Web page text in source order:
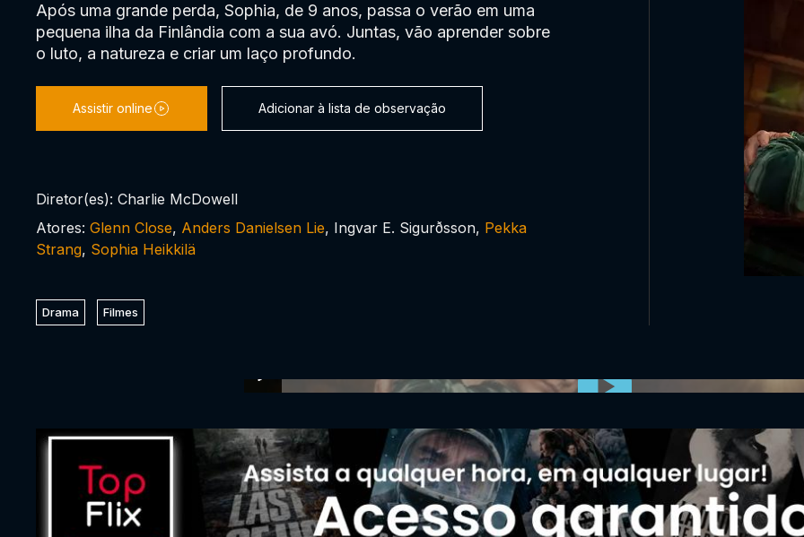
Após uma grande perda, Sophia, de 9 anos, passa o verão em uma
pequena ilha da Finlândia com a sua avó. Juntas, vão aprender sobre
o luto, a natureza e criar um laço profundo.
Assistir online Adicionar à lista de observação
Diretor(es): Charlie McDowell
Atores: Glenn Close, Anders Danielsen Lie, Ingvar E. Sigurðsson, Pekka
Strang, Sophia Heikkilä
Drama Filmes